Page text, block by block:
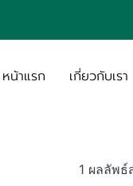
หน้าแรก เกี่ยวกับเรา
1 ผลลัพ